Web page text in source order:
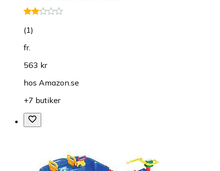
(1)
fr.
563 kr
hos Amazon.se
+7 butiker